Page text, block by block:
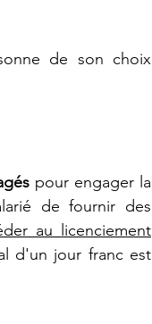
de son choix
pour engager la
de fournir des
au licenciement
d'un jour franc est